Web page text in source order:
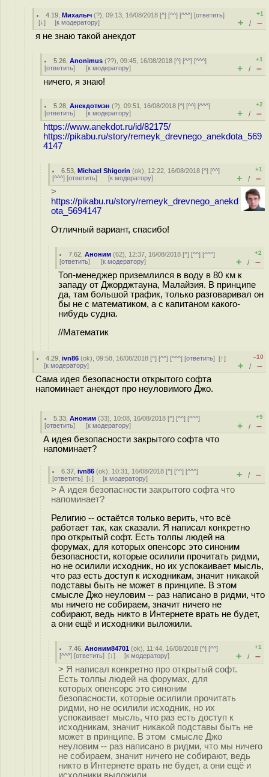
4.19 ,Михалыч (?), 09:13, 16/08/2018 [^] [^^] [^^^] [ответить]
[↓] [к модератору]
+1
+ / –
я не знаю такой анекдот
5.26 ,Anonimus (??), 09:45, 16/08/2018 [^] [^^] [^^^]
[ответить] [к модератору]
+1
+ / –
ничего, я знаю!
5.28 ,Анекдотмэн (?), 09:51, 16/08/2018 [^] [^^] [^^^]
[ответить] [к модератору]
+2
+ / –
https://www.anekdot.ru/id/82175/
https://pikabu.ru/story/remeyk_drevnego_anekdota_569
4147
6.53 ,Michael Shigorin (ok), 12:22, 16/08/2018 [^] [^^]
[^^^] [ответить] [к модератору]
+1
+ / –
>
https://pikabu.ru/story/remeyk_drevnego_anekd
ota_5694147
Отличный вариант, спасибо!
7.62 ,Аноним (62), 12:37, 16/08/2018 [^] [^^] [^^^]
[ответить] [к модератору]
+2
+ / –
Топ-менеджер приземлился в воду в 80 км к
западу от Джорджтауна, Малайзия. В принципе
да, там большой трафик, только разговаривал он
бы не с математиком, а с капитаном какого-
нибудь судна.
//Математик
4.29 ,ivn86 (ok), 09:58, 16/08/2018 [^] [^^] [^^^] [ответить][↑]
[к модератору]
–10
+ / –
Сама идея безопасности открытого софта
напоминает анекдот про неуловимого Джо.
5.33 ,Аноним (33), 10:08, 16/08/2018 [^] [^^] [^^^]
[ответить] [к модератору]
+9
+ / –
А идея безопасности закрытого софта что
напоминает?
6.37 ,ivn86 (ok), 10:31, 16/08/2018 [^] [^^] [^^^]
[ответить] [↓] [к модератору] + / –
> А идея безопасности закрытого софта что
напоминает?
Религию -- остаётся только верить, что всё
работает так, как сказали. Я написал конкретно
про открытый софт. Есть толпы людей на
форумах, для которых опенсорс это синоним
безопасности, которые осилили прочитать ридми,
но не осилили исходник, но их успокаивает мысль,
что раз есть доступ к исходникам, значит никакой
подставы быть не может в принципе. В этом
смысле Джо неуловим -- раз написано в ридми, что
мы ничего не собираем, значит ничего не
собирают, ведь никто в Интернете врать не будет,
а они ещё и исходники выложили.
7.46 ,Аноним84701 (ok), 11:44, 16/08/2018 [^] [^^]
[^^^] [ответить] [↓] [к модератору]
+1
+ / –
> Я написал конкретно про открытый софт.
Есть толпы людей на форумах, для
которых опенсорс это синоним
безопасности, которые осилили прочитать
ридми, но не осилили исходник, но их
успокаивает мысль, что раз есть доступ к
исходникам, значит никакой подставы быть не
может в принципе. В этом смысле Джо
неуловим -- раз написано в ридми, что мы ничего
не собираем, значит ничего не собирают, ведь
никто в Интернете врать не будет, а они ещё и